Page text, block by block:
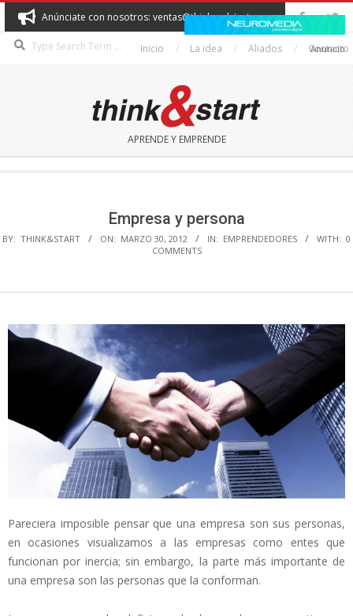
Skip
to
content
Anúnciate con nosotros: ventas@thinkandstart.com
Inicio La idea Aliados Contacto
THINK&START
APRENDE Y EMPRENDE
Anuncio
Empresa y persona
BY: THINK&START ON: MARZO 30, 2012 IN: EMPRENDEDORES WITH: 0
COMMENTS
Pareciera imposible pensar que una empresa son sus personas,
en ocasiones visualizamos a las empresas como entes que
funcionan por inercia; sin embargo, la parte más importante de
una empresa son las personas que la conforman.